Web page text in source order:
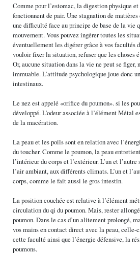
Comme pour l’estomac, la digestion physique
fonctionnent de pair. Une stagnation de
une difficulté face au principe de base de la vie
mouvement. Vous pouvez ingérer toutes les
éventuellement les digérer grâce à vos facultés
vouloir fixer la situation, refuser que les choses
Or, aucune situation dans la vie ne peut se figer,
immuable. L’attitude psychologique joue donc
intestinaux.
Le nez est appelé «orifice du poumon». si les
développé. L’odeur associée à l’élément Métal
de la macération.
La peau et les poils sont en relation avec
du toucher. Comme le poumon, la peau
l’intérieur du corps et l’extérieur. L’un et
l’air ambiant, aux différents climats. L’un et
corps, comme le fait aussi le gros intestin.
La position couchée est relative à l’élément
circulation du qi du poumon. Mais, rester
poumon. Dans le cas d’un alitement prolongé,
vos mains en contact direct avec la peau,
cette faculté ainsi que l’énergie défensive, la
poumons.